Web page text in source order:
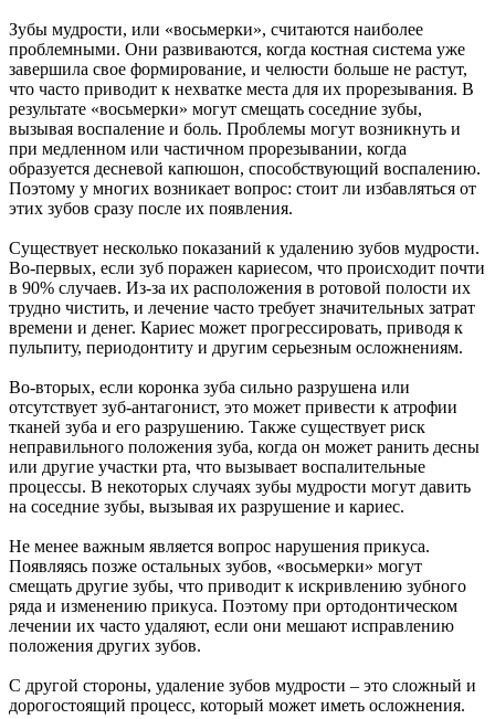
Зубы мудрости, или «восьмерки», считаются наиболее
проблемными. Они развиваются, когда костная система уже
завершила свое формирование, и челюсти больше не растут,
что часто приводит к нехватке места для их прорезывания. В
результате «восьмерки» могут смещать соседние зубы,
вызывая воспаление и боль. Проблемы могут возникнуть и
при медленном или частичном прорезывании, когда
образуется десневой капюшон, способствующий воспалению.
Поэтому у многих возникает вопрос: стоит ли избавляться от
этих зубов сразу после их появления.
Существует несколько показаний к удалению зубов мудрости.
Во-первых, если зуб поражен кариесом, что происходит почти
в 90% случаев. Из-за их расположения в ротовой полости их
трудно чистить, и лечение часто требует значительных затрат
времени и денег. Кариес может прогрессировать, приводя к
пульпиту, периодонтиту и другим серьезным осложнениям.
Во-вторых, если коронка зуба сильно разрушена или
отсутствует зуб-антагонист, это может привести к атрофии
тканей зуба и его разрушению. Также существует риск
неправильного положения зуба, когда он может ранить десны
или другие участки рта, что вызывает воспалительные
процессы. В некоторых случаях зубы мудрости могут давить
на соседние зубы, вызывая их разрушение и кариес.
Не менее важным является вопрос нарушения прикуса.
Появляясь позже остальных зубов, «восьмерки» могут
смещать другие зубы, что приводит к искривлению зубного
ряда и изменению прикуса. Поэтому при ортодонтическом
лечении их часто удаляют, если они мешают исправлению
положения других зубов.
С другой стороны, удаление зубов мудрости – это сложный и
дорогостоящий процесс, который может иметь осложнения.